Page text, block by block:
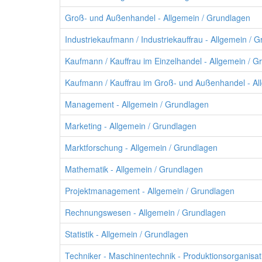
Groß- und Außenhandel - Allgemein / Grundlagen
Industriekaufmann / Industriekauffrau - Allgemein /
Kaufmann / Kauffrau im Einzelhandel - Allgemein /
Kaufmann / Kauffrau im Groß- und Außenhandel -
Management - Allgemein / Grundlagen
Marketing - Allgemein / Grundlagen
Marktforschung - Allgemein / Grundlagen
Mathematik - Allgemein / Grundlagen
Projektmanagement - Allgemein / Grundlagen
Rechnungswesen - Allgemein / Grundlagen
Statistik - Allgemein / Grundlagen
Techniker - Maschinentechnik -